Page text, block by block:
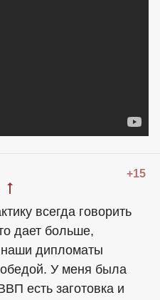
+15
всегда говорить
дает больше,
наши дипломаты
У меня была
есть заготовка и